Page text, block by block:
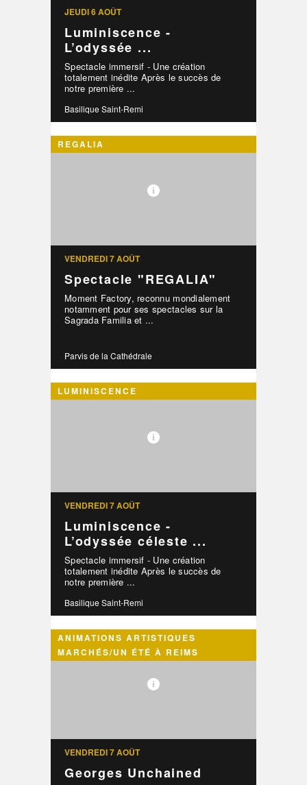
JEUDI 6 AOÛT
Luminiscence -
L’odyssée ...
Spectacle immersif - Une création
totalement inédite Après le succès de
notre première ...
Basilique Saint-Remi
REGALIA
VENDREDI 7 AOÛT
Spectacle "REGALIA"
Moment Factory, reconnu mondialement
notamment pour ses spectacles sur la
Sagrada Familia et ...
Parvis de la Cathédrale
LUMINISCENCE
VENDREDI 7 AOÛT
Luminiscence -
L’odyssée céleste ...
Spectacle immersif - Une création
totalement inédite Après le succès de
notre première ...
Basilique Saint-Remi
ANIMATIONS ARTISTIQUES
MARCHÉS/UN ÉTÉ À REIMS
VENDREDI 7 AOÛT
Georges Unchained